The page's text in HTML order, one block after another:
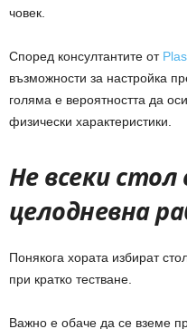
човек.
Според консултантите от
възможности за настройка
голяма е вероятността да
физически характеристики.
Не всеки стол
целодневна
Понякога хората избират
при кратко тестване.
Важно е обаче да се вземе